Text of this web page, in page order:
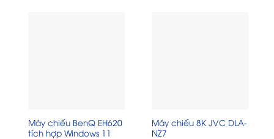
Máy chiếu BenQ EH620
tích hợp Windows 11
Máy chiếu 8K JVC DLA-
NZ7